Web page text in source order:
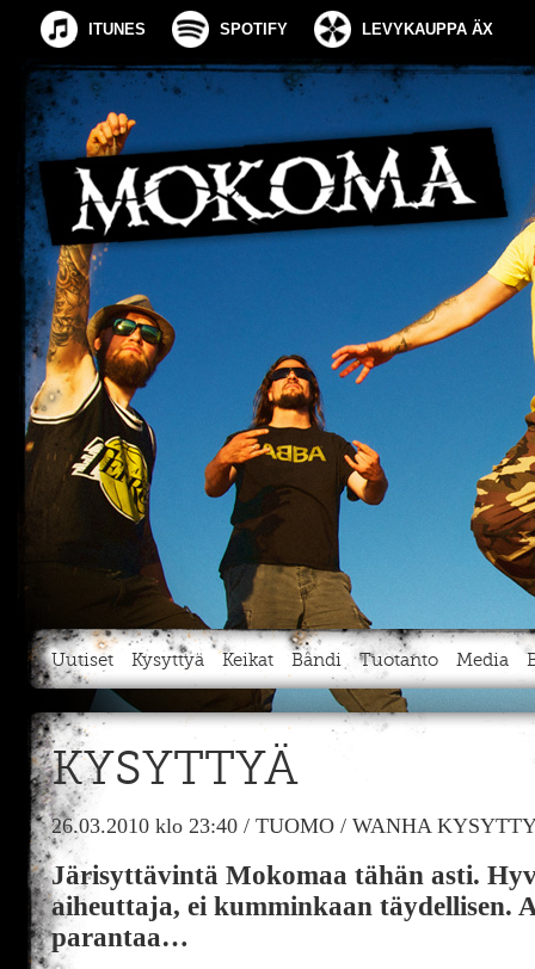
ITUNES SPOTIFY LEVYKAUPPA ÄX
Uutiset Kysyttyä Keikat Bändi Tuotanto Media
KYSYTTYÄ
26.03.2010 klo 23:40 / TUOMO / WANHA
Järisyttävintä Mokomaa tähän asti.
aiheuttaja, ei kumminkaan täydellisen.
parantaa…